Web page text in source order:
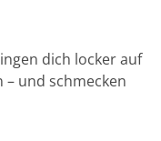
dich locker auf
und schmecken